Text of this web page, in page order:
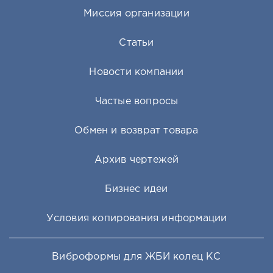
Миссия организации
Статьи
Новости компании
Частые вопросы
Обмен и возврат товара
Архив чертежей
Бизнес идеи
Условия копирования информации
Виброформы для ЖБИ колец КС